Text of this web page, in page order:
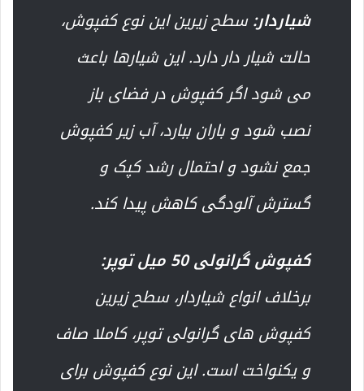
شیاردار:سطح زیرین این نوع کفپوش،
حالت شیار دار دارد. این شیارها باعث
می شود اگر کفپوش در فضای باز
نصب شود و باران ببارد، آب زیر کفپوش
جمع نشود و احتمال رشد کپک و
گسترش آلودگی کاهش پیدا کند.
کفپوش گرانولی 50 میل توپر:
برخلاف انواع شیاردار، سطح زیرین
کفپوش های گرانولی توپر، کاملا صاف
و یکنواخت است. این نوع کفپوش برای